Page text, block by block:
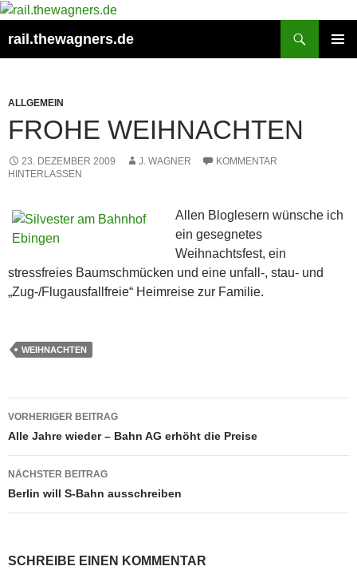
Zum
springen
rail.thewagners.de
ALLGEMEIN
FROHE WEIHNACHTEN
23. DEZEMBER 2009 J. WAGNER
KOMMENTAR
HINTERLASSEN
Allen Bloglesern wünsche ich
ein gesegnetes
Weihnachtsfest, ein
stressfreies Baumschmücken und eine unfall-, stau- und
„Zug-/Flugausfallfreie“ Heimreise zur Familie.
WEIHNACHTEN
Beitragsnavigation
VORHERIGER BEITRAG
Alle Jahre wieder – Bahn AG erhöht die Preise
NÄCHSTER BEITRAG
Berlin will S-Bahn ausschreiben
SCHREIBE EINEN KOMMENTAR